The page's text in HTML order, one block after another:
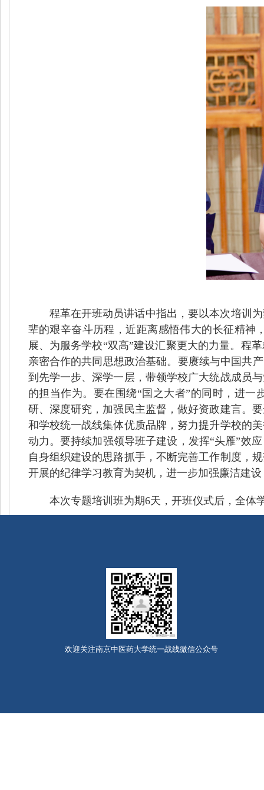
程革在开班动员讲话中指出，要以本次培训
辈的艰辛奋斗历程，近距离感悟伟大的长征精神
展、为服务学校“双高”建设汇聚更大的力量。程
亲密合作的共同思想政治基础。要赓续与中国共
到先学一步、深学一层，带领学校广大统战成员
的担当作为。要在围绕“国之大者”的同时，进一
研、深度研究，加强民主监督，做好资政建言。
和学校统一战线集体优质品牌，努力提升学校的
动力。要持续加强领导班子建设，发挥“头雁”效
自身组织建设的思路抓手，不断完善工作制度，
开展的纪律学习教育为契机，进一步加强廉洁建
本次专题培训班为期6天，开班仪式后，全体
欢迎关注南京中医药大学统一战线微信公众号